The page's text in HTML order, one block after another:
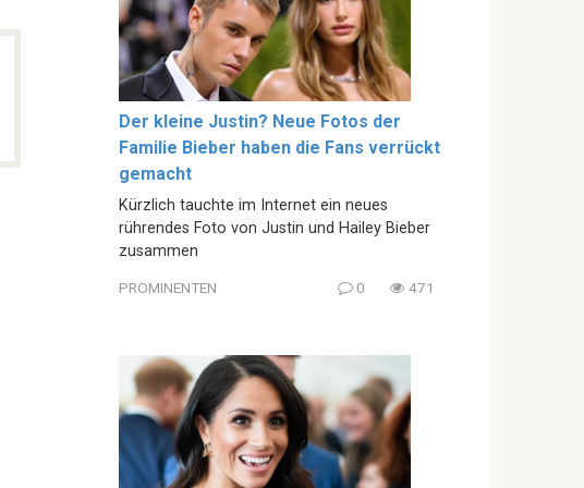
Der kleine Justin? Neue Fotos der
Familie Bieber haben die Fans verrückt
gemacht
Kürzlich tauchte im Internet ein neues
rührendes Foto von Justin und Hailey Bieber
zusammen
PROMINENTEN 0 471